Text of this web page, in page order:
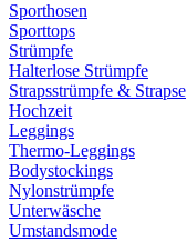
Sporthosen
Sporttops
Strümpfe
Halterlose Strümpfe
Strapsstrümpfe & Strapse
Hochzeit
Leggings
Thermo-Leggings
Bodystockings
Nylonstrümpfe
Unterwäsche
Umstandsmode